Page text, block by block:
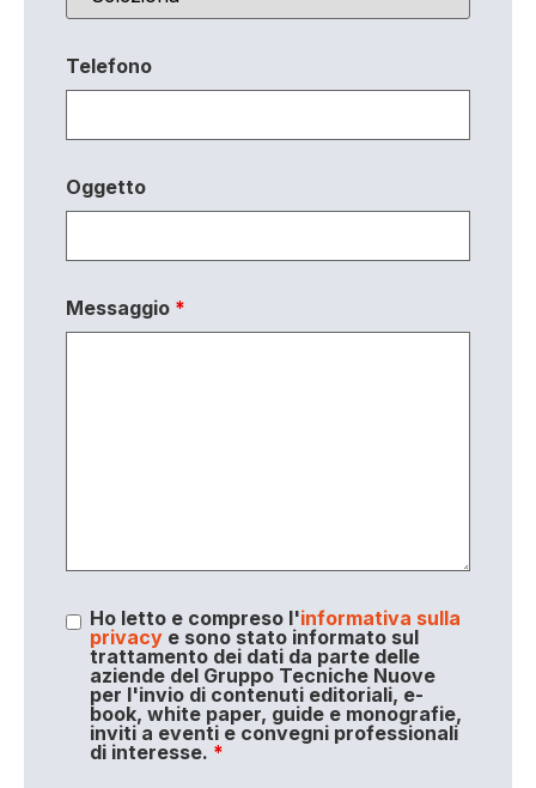
Telefono
Oggetto
Messaggio *
Ho letto e compreso l'informativa sulla
privacye sono stato informato sul
trattamento dei dati da parte delle
aziende del Gruppo Tecniche Nuove
per l'invio di contenuti editoriali, e-
book, white paper, guide e monografie,
inviti a eventi e convegni professionali
di interesse. *